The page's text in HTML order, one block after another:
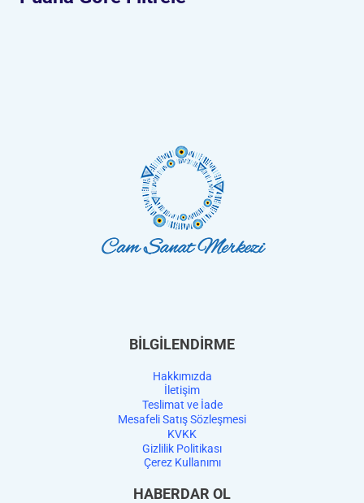
BİLGİLENDİRME
Hakkımızda
İletişim
Teslimat ve İade
Mesafeli Satış Sözleşmesi
KVKK
Gizlilik Politikası
Çerez Kullanımı
HABERDAR OL